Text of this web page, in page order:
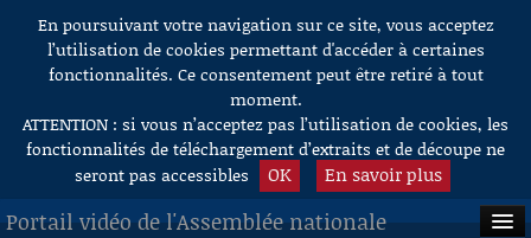
Aller au contenu
En poursuivant votre navigation sur ce site, vous acceptez
l’utilisation de cookies permettant d'accéder à certaines
fonctionnalités. Ce consentement peut être retiré à tout
moment.
ATTENTION : si vous n’acceptez pas l’utilisation de cookies, les
fonctionnalités de téléchargement d’extraits et de découpe ne
seront pas accessibles
OK En savoir plus
Portail vidéo de l'Assemblée nationale